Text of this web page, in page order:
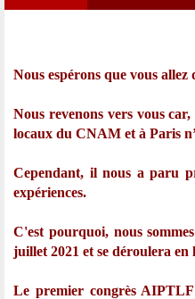
Nous espérons que vous
Nous revenons vers vous
locaux du CNAM et à Paris
Cependant, il nous a paru
expériences.
C'est pourquoi, nous
juillet 2021 et se déroulera en
Le premier congrès